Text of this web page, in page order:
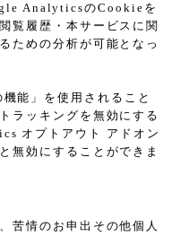
AnalyticsのCookieを
覧履歴・本サービスに関
ための分析が可能となっ
能」を使用されること
ラッキングを無効にする
オプトアウト アドオン
無効にすることができま
苦情のお申出その他個人